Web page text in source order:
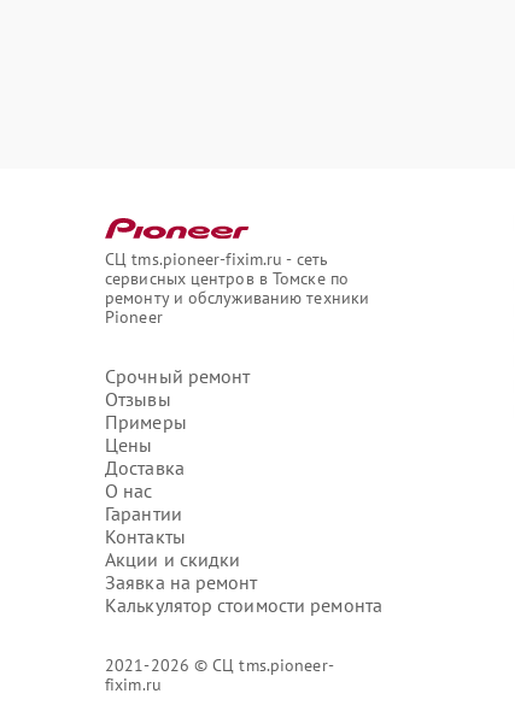
СЦ tms.pioneer-fixim.ru - сеть
сервисных центров в Томске по
ремонту и обслуживанию техники
Pioneer
Срочный ремонт
Отзывы
Примеры
Цены
Доставка
О нас
Гарантии
Контакты
Акции и скидки
Заявка на ремонт
Калькулятор стоимости ремонта
2021-2026 © СЦ tms.pioneer-
fixim.ru